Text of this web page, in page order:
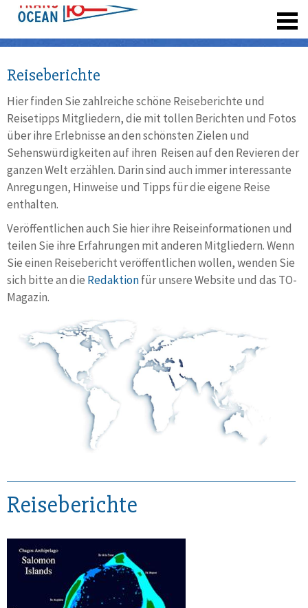
Reiseberichte
Hier finden Sie zahlreiche schöne Reiseberichte und
Reisetipps Mitgliedern, die mit tollen Berichten und Fotos
über ihre Erlebnisse an den schönsten Zielen und
Sehenswürdigkeiten auf ihren Reisen auf den Revieren der
ganzen Welt erzählen. Darin sind auch immer interessante
Anregungen, Hinweise und Tipps für die eigene Reise
enthalten.
Veröffentlichen auch Sie hier ihre Reiseinformationen und
teilen Sie ihre Erfahrungen mit anderen Mitgliedern. Wenn
Sie einen Reisebericht veröffentlichen wollen, wenden Sie
sich bitte an die Redaktionfür unsere Website und das TO-
Magazin.
Reiseberichte